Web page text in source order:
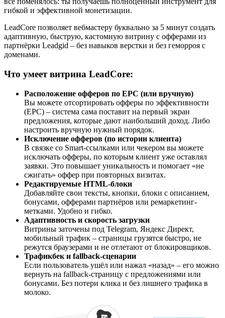
гибкой и эффективной монетизации.
LeadCore позволяет вебмастеру буквально за 5 минут создать
адаптивную, быструю, кастомную витрину с офферами из
партнёрки Leadgid – без навыков верстки и без геморроя с
доменами.
Что умеет витрина LeadCore:
Расположение офферов по EPC (или вручную)
Вы можете отсортировать офферы по эффективности
(EPC) – система сама поставит на первый экран
предложения, которые дают наибольший доход. Либо
настроить вручную нужный порядок.
Исключение офферов (по истории клиента)
В связке со Smart-ссылками или чекером вы можете
исключать офферы, по которым клиент уже оставлял
заявки. Это повышает уникальность и помогает «не
сжигать» оффер при повторных визитах.
Редактируемые HTML-блоки
Добавляйте свои тексты, кнопки, блоки с описанием,
бонусами, офферами партнёров или ремаркетинг-
метками. Удобно и гибко.
Адаптивность и скорость загрузки
Витрины заточены под Telegram, Яндекс Директ,
мобильный трафик – страницы грузятся быстро, не
режутся браузерами и не отлетают от блокировщиков.
Трафикбек и fallback-сценарии
Если пользователь ушёл или нажал «назад» – его можно
вернуть на fallback-страницу с предложениями или
бонусами. Без потери клика и без лишнего трафика в
молоко.